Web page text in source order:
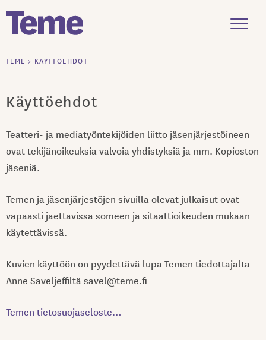
Siirry
TEME > KÄYTTÖEHDOT
Käyttöehdot
Teatteri- ja mediatyöntekijöiden liitto jäsenjärjestöineen
ovat tekijänoikeuksia valvoia yhdistyksiä ja mm. Kopioston
jäseniä.
Temen ja jäsenjärjestöjen sivuilla olevat julkaisut ovat
vapaasti jaettavissa someen ja sitaattioikeuden mukaan
käytettävissä.
Kuvien käyttöön on pyydettävä lupa Temen tiedottajalta
Anne Saveljeffiltä savel@teme.fi
Temen tietosuojaseloste…